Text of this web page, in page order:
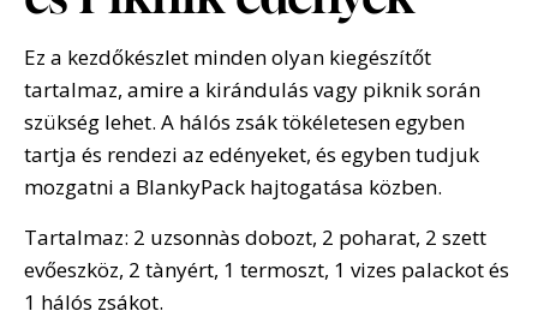
Ez a kezdőkészlet minden olyan kiegészítőt
tartalmaz, amire a kirándulás vagy piknik során
szükség lehet. A hálós zsák tökéletesen egyben
tartja és rendezi az edényeket, és egyben tudjuk
mozgatni a BlankyPack hajtogatása közben.
Tartalmaz: 2 uzsonnàs dobozt, 2 poharat, 2 szett
evőeszköz, 2 tànyért, 1 termoszt, 1 vizes palackot és
1 hálós zsákot.